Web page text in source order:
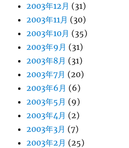
2003年12月 (31)
2003年11月 (30)
2003年10月 (35)
2003年9月 (31)
2003年8月 (31)
2003年7月 (20)
2003年6月 (6)
2003年5月 (9)
2003年4月 (2)
2003年3月 (7)
2003年2月 (25)